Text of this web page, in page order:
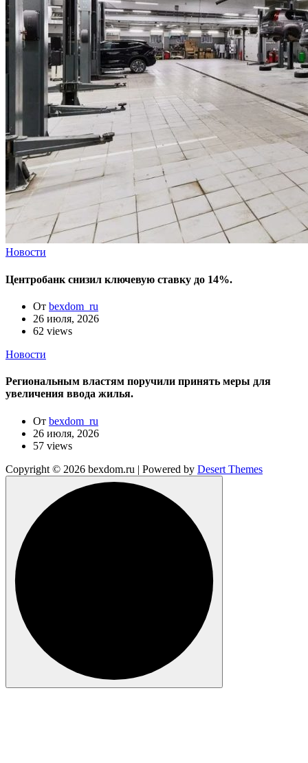
Новости
Центробанк снизил ключевую ставку до 14%.
От bexdom_ru
26 июля, 2026
62 views
Новости
Региональным властям поручили принять меры для
увеличения ввода жилья.
От bexdom_ru
26 июля, 2026
57 views
Copyright © 2026 bexdom.ru | Powered by Desert Themes